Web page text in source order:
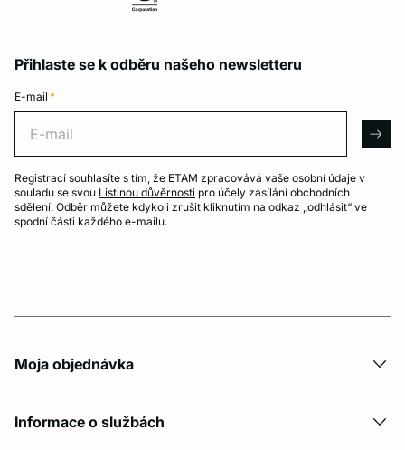
Přihlaste se k odběru našeho newsletteru
E-mail *
Registrací souhlasíte s tím, že ETAM zpracovává vaše osobní údaje v
souladu se svou Listinou důvěrnosti pro účely zasílání obchodních
sdělení. Odběr můžete kdykoli zrušit kliknutím na odkaz „odhlásit“ ve
spodní části každého e-mailu.
Moja objednávka
Informace o službách